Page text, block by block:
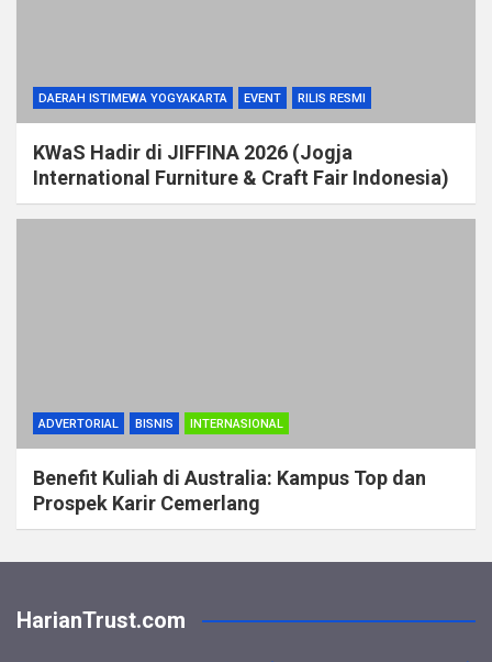
DAERAH ISTIMEWA YOGYAKARTA EVENT RILIS RESMI
KWaS Hadir di JIFFINA 2026 (Jogja
International Furniture & Craft Fair Indonesia)
ADVERTORIAL BISNIS INTERNASIONAL
Benefit Kuliah di Australia: Kampus Top dan
Prospek Karir Cemerlang
HarianTrust.com